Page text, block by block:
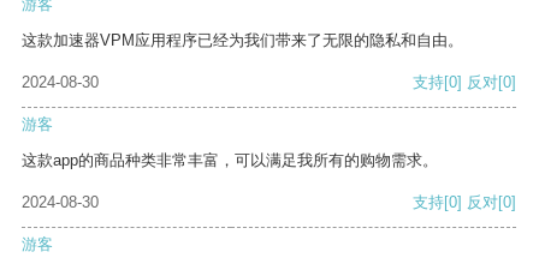
游客
这款加速器VPM应用程序已经为我们带来了无限的隐私和自由。
2024-08-30 支持[0] 反对[0]
游客
这款app的商品种类非常丰富，可以满足我所有的购物需求。
2024-08-30 支持[0] 反对[0]
游客